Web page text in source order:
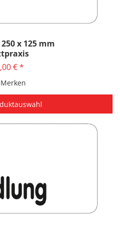
x 125 mm
€ *
Merken